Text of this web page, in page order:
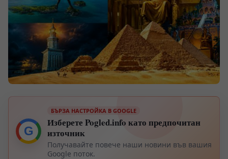
G
БЪРЗА НАСТРОЙКА В GOOGLE
Изберете Pogled.info като предпочитан
източник
Получавайте повече наши новини във вашия
Google поток.